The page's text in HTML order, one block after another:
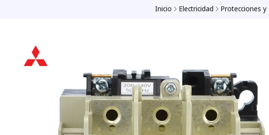
Inicio Electricidad Protecciones y